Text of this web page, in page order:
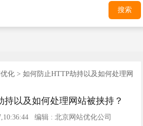
搜索
化> 如何防止HTTP劫持以及如何处理网
持以及如何处理网站被挟持？
编辑 : 北京网站优化公司